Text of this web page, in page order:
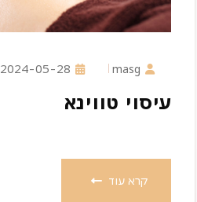
masg
2024-05-28
עיסוי טווינא
קרא עוד